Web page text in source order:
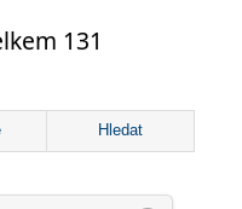
131
Hledat